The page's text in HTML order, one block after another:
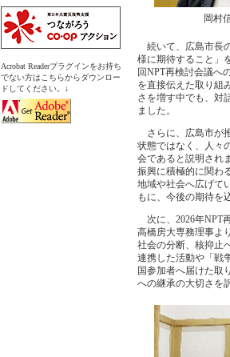
Acrobat Readerプラグインをお持ち
でない方はこちらからダウンロー
ドしてください。↓
岡村
続いて、広島市長
様に期待すること」
回NPT再検討会議へ
を直接伝えた取り組
さを増す中でも、対
ました。
さらに、広島市が
状態ではなく、人々
会であると説明され
振興に積極的に関わ
地域や社会へ広げて
もに、今後の期待を
次に、2026年NPT
高橋房大専務理事よ
社会の分断、核抑止
連携した活動や「戦
国参加者へ届けた取
への継承の大切さを